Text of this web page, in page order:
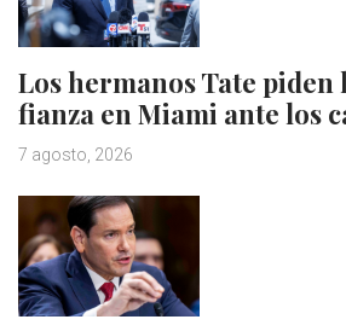
Los hermanos Tate
fianza en Miami ante los
7 agosto, 2026